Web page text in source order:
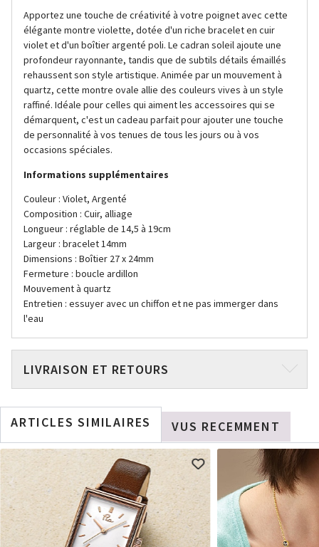
Apportez une touche de créativité à votre poignet avec cette
élégante montre violette, dotée d'un riche bracelet en cuir
violet et d'un boîtier argenté poli. Le cadran soleil ajoute une
profondeur rayonnante, tandis que de subtils détails émaillés
rehaussent son style artistique. Animée par un mouvement à
quartz, cette montre ovale allie des couleurs vives à un style
raffiné. Idéale pour celles qui aiment les accessoires qui se
démarquent, c'est un cadeau parfait pour ajouter une touche
de personnalité à vos tenues de tous les jours ou à vos
occasions spéciales.
Informations supplémentaires
Couleur : Violet, Argenté
Composition : Cuir, alliage
Longueur : réglable de 14,5 à 19cm
Largeur : bracelet 14mm
Dimensions : Boîtier 27 x 24mm
Fermeture : boucle ardillon
Mouvement à quartz
Entretien : essuyer avec un chiffon et ne pas immerger dans
l'eau
LIVRAISON ET RETOURS
ARTICLES SIMILAIRES VUS RECEMMENT